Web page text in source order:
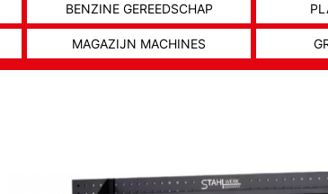
BENZINE GEREEDSCHAP
MAGAZIJN MACHINES